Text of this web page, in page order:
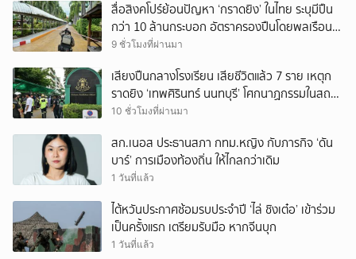
สื่อสิงคโปร์ย้อนปัญหา ‘กราดยิง’ ในไทย ระบุมีปืน
กว่า 10 ล้านกระบอก อัตราครองปืนโดยพลเรือน
สูงที่สุดในภูมิภาค
9 ชั่วโมงที่ผ่านมา
เสียงปืนกลางโรงเรียน เสียชีวิตแล้ว 7 ราย เหตุก
ราดยิง ‘เทพศิรินทร์ นนทบุรี’ โศกนาฏกรรมในสถาน
ศึกษา ครั้งที่ 2 ในรอบปี
10 ชั่วโมงที่ผ่านมา
สก.เนอส ประธานสภา กทม.หญิง กับภารกิจ ‘ดัน
บาร์’ การเมืองท้องถิ่น ให้ไกลกว่าเดิม
1 วันที่แล้ว
ไต้หวันประกาศซ้อมรบประจำปี ‘ไล่ ชิงเต๋อ’ เข้าร่วม
เป็นครั้งแรก เตรียมรับมือ หากจีนบุก
1 วันที่แล้ว